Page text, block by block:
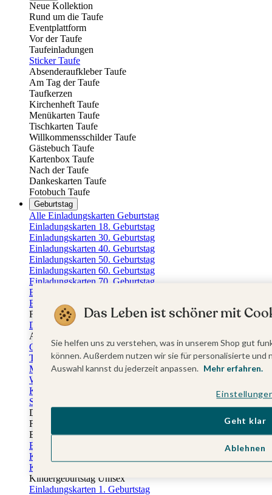
Neue Kollektion
Rund um die Taufe
Eventplattform
Vor der Taufe
Taufeinladungen
Sticker Taufe
Absenderaufkleber Taufe
Am Tag der Taufe
Taufkerzen
Kirchenheft Taufe
Menükarten Taufe
Tischkarten Taufe
Willkommensschilder Taufe
Gästebuch Taufe
Kartenbox Taufe
Nach der Taufe
Dankeskarten Taufe
Fotobuch Taufe
Geburtstag
Alle Einladungskarten Geburtstag
Einladungskarten 18. Geburtstag
Einladungskarten 30. Geburtstag
Einladungskarten 40. Geburtstag
Einladungskarten 50. Geburtstag
Einladungskarten 60. Geburtstag
Einladungskarten 70. Geburtstag
Einladungskarten 80. Geburtstag
Einladungskarten 90. Geburtstag
Für jedes Alter
Doppelgeburtstag Einladungen
Alle Geburtstagsextras
Gästebücher Geburtstag
Tischkarten Geburtstag
Menükarten Geburtstag
Weinetiketten Geburtstag
Kartenbox Geburtstag
Save the Date Karten
Dankeskarten Geburtstag
Fotobuch Geburtstag
Eventplattform
Einladungskarten Kindergeburtstag
Kindergeburtstag Jungen
Kindergeburtstag Mädchen
Kindergeburtstag Unisex
Einladungskarten 1. Geburtstag
Das Leben ist schöner mit
Sie helfen uns zu verstehen, was in unserem Shop gut
können. Außerdem nutzen wir sie für personalisierte
Auswahl kannst du jederzeit anpassen. Mehr erfahren.
Ablehnen
Geht klar